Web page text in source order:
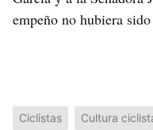
empeño no hubiera
Ciclistas Cultura